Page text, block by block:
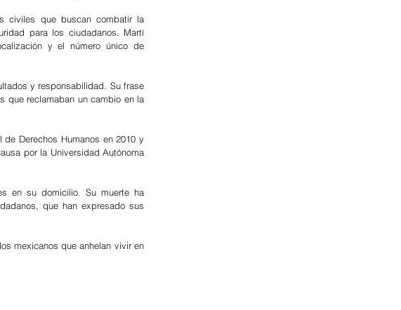
civiles que buscan combatir la
para los ciudadanos. Martí
y el número único de
y responsabilidad. Su frase
que reclamaban un cambio en la
Derechos Humanos en 2010 y
por la Universidad Autónoma
en su domicilio. Su muerte ha
que han expresado sus
mexicanos que anhelan vivir en